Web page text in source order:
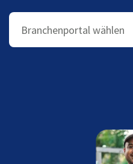
Branchenportal wählen